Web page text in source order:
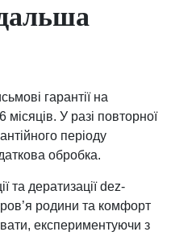
гарантії на
У разі повторної
періоду
обробка.
та дератизації dez-
родини та комфорт
експериментуючи з